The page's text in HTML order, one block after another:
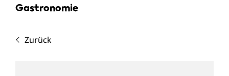
Gastronomie
Zurück